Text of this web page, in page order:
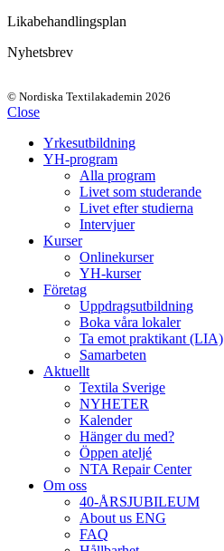
Likabehandlingsplan
Nyhetsbrev
© Nordiska Textilakademin 2026
Close
Yrkesutbildning
YH-program
Alla program
Livet som studerande
Livet efter studierna
Intervjuer
Kurser
Onlinekurser
YH-kurser
Företag
Uppdragsutbildning
Boka våra lokaler
Ta emot praktikant (LIA)
Samarbeten
Aktuellt
Textila Sverige
NYHETER
Kalender
Hänger du med?
Öppen ateljé
NTA Repair Center
Om oss
40-ÅRSJUBILEUM
About us ENG
FAQ